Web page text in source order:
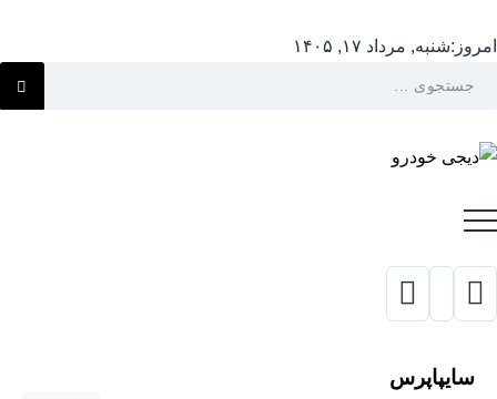
امروز:شنبه, مرداد ۱۷, ۱۴۰۵
سایپاپرس